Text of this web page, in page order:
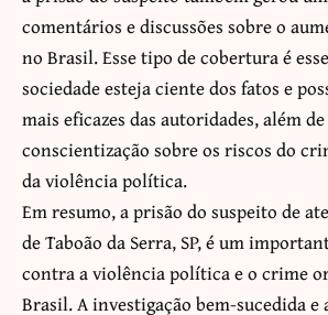
comentários e discussões sobre o
no Brasil. Esse tipo de cobertura é
sociedade esteja ciente dos fatos e
mais eficazes das autoridades, além
conscientização sobre os riscos do
da violência política.
Em resumo, a prisão do suspeito de
de Taboão da Serra, SP, é um
contra a violência política e o crime
Brasil. A investigação bem-sucedida e